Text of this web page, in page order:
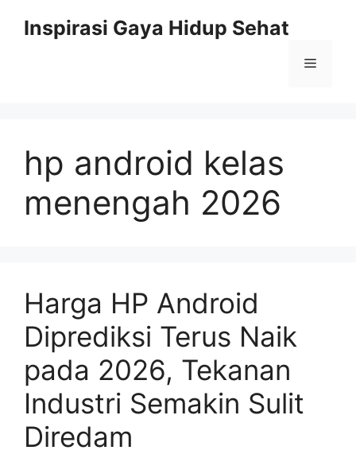
Inspirasi Gaya Hidup Sehat
Menu
hp android kelas
menengah 2026
Harga HP Android
Diprediksi Terus Naik
pada 2026, Tekanan
Industri Semakin Sulit
Diredam